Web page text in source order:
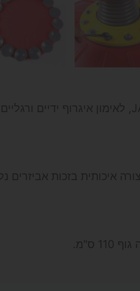
איכותית בזכות אביזרים